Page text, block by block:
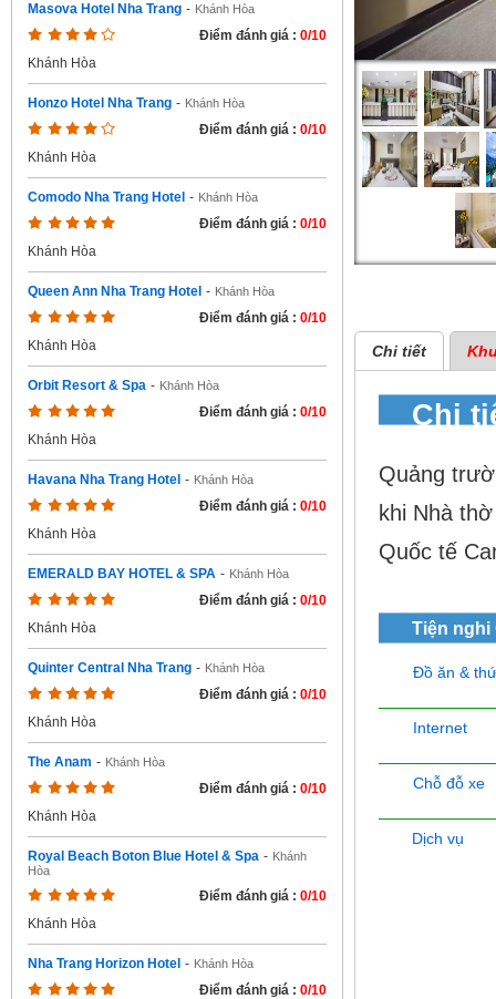
Masova Hotel Nha Trang - Khánh Hòa
Điểm đánh giá : 0/10
Khánh Hòa
Honzo Hotel Nha Trang - Khánh Hòa
Điểm đánh giá : 0/10
Khánh Hòa
Comodo Nha Trang Hotel - Khánh Hòa
Điểm đánh giá : 0/10
Khánh Hòa
Queen Ann Nha Trang Hotel - Khánh Hòa
Điểm đánh giá : 0/10
Khánh Hòa
Orbit Resort & Spa - Khánh Hòa
Điểm đánh giá : 0/10
Khánh Hòa
Havana Nha Trang Hotel - Khánh Hòa
Điểm đánh giá : 0/10
Khánh Hòa
EMERALD BAY HOTEL & SPA - Khánh Hòa
Điểm đánh giá : 0/10
Khánh Hòa
Quinter Central Nha Trang - Khánh Hòa
Điểm đánh giá : 0/10
Khánh Hòa
The Anam - Khánh Hòa
Điểm đánh giá : 0/10
Khánh Hòa
Royal Beach Boton Blue Hotel & Spa - Khánh
Hòa
Điểm đánh giá : 0/10
Khánh Hòa
Nha Trang Horizon Hotel - Khánh Hòa
Điểm đánh giá : 0/10
Chi tiết
Chi
Quảng
khi Nhà
Quốc tế
Tiện nghi
Đồ ăn &
Internet
Chỗ đỗ xe
Dịch vụ